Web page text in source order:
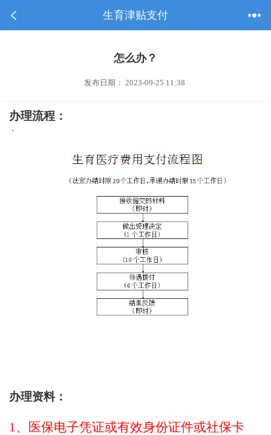
生育津贴支付
怎么办？
发布日期： 2023-09-25 11:38
办理流程：
办理资料：
1、医保电子凭证或有效身份证件或社保卡